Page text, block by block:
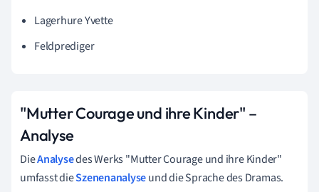
Lagerhure Yvette
Feldprediger
"Mutter Courage und ihre Kinder" –
Analyse
DieAnalysedes Werks "Mutter Courage und ihre Kinder"
umfasst dieSzenenanalyseund die Sprache des Dramas.